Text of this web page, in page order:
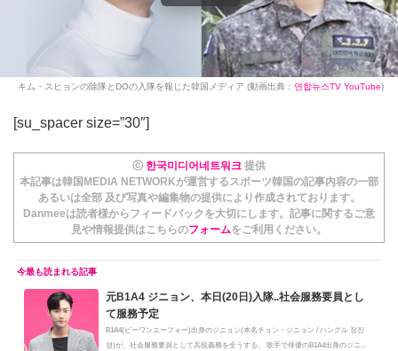
キム・スヒョンの除隊とDOの入隊を報じた韓国メディア (動画出典： 연합뉴스TV YouTube)
[su_spacer size=”30″]
ⓒ 한국미디어네트워크 提供
本記事は韓国MEDIA NETWORKが運営するスポーツ韓国の記事内容の一部
あるいは全部 及び写真や編集物の提供により作成されております。
Danmeeは読者様からフィードバックを大切にします。記事に関するご意
見や情報提供はこちらのフォームをご利用ください。
元B1A4 ジニョン、本日(20日)入隊..社会服務要員とし
て服務予定
B1A4(ビーワンエーフォー)出身のジニョン(本名チョン・ジニョン / ハングル 정진
영)が、社会服務要員として兵役義務を全うする。 歌手で俳優のB1A4出身のジニ...